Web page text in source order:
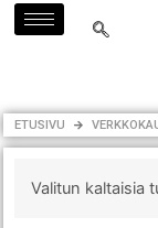
Siirry
sisältöön
ETUSIVU
Valitun kaltaisia